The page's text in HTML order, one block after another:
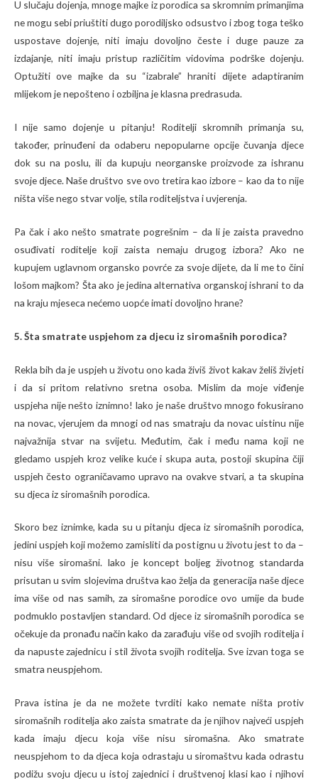
U slučaju dojenja, mnoge majke iz porodica sa skromnim primanjima
ne mogu sebi priuštiti dugo porodiljsko odsustvo i zbog toga teško
uspostave dojenje, niti imaju dovoljno česte i duge pauze za
izdajanje, niti imaju pristup različitim vidovima podrške dojenju.
Optužiti ove majke da su “izabrale” hraniti dijete adaptiranim
mlijekom je nepošteno i ozbiljna je klasna predrasuda.
I nije samo dojenje u pitanju! Roditelji skromnih primanja su,
također, prinuđeni da odaberu nepopularne opcije čuvanja djece
dok su na poslu, ili da kupuju neorganske proizvode za ishranu
svoje djece. Naše društvo sve ovo tretira kao izbore – kao da to nije
ništa više nego stvar volje, stila roditeljstva i uvjerenja.
Pa čak i ako nešto smatrate pogrešnim – da li je zaista pravedno
osuđivati roditelje koji zaista nemaju drugog izbora? Ako ne
kupujem uglavnom organsko povrće za svoje dijete, da li me to čini
lošom majkom? Šta ako je jedina alternativa organskoj ishrani to da
na kraju mjeseca nećemo uopće imati dovoljno hrane?
5. Šta smatrate uspjehom za djecu iz siromašnih porodica?
Rekla bih da je uspjeh u životu ono kada živiš život kakav želiš živjeti
i da si pritom relativno sretna osoba. Mislim da moje viđenje
uspjeha nije nešto iznimno! Iako je naše društvo mnogo fokusirano
na novac, vjerujem da mnogi od nas smatraju da novac uistinu nije
najvažnija stvar na svijetu. Međutim, čak i među nama koji ne
gledamo uspjeh kroz velike kuće i skupa auta, postoji skupina čiji
uspjeh često ograničavamo upravo na ovakve stvari, a ta skupina
su djeca iz siromašnih porodica.
Skoro bez iznimke, kada su u pitanju djeca iz siromašnih porodica,
jedini uspjeh koji možemo zamisliti da postignu u životu jest to da –
nisu više siromašni. Iako je koncept boljeg životnog standarda
prisutan u svim slojevima društva kao želja da generacija naše djece
ima više od nas samih, za siromašne porodice ovo umije da bude
podmuklo postavljen standard. Od djece iz siromašnih porodica se
očekuje da pronađu način kako da zarađuju više od svojih roditelja i
da napuste zajednicu i stil života svojih roditelja. Sve izvan toga se
smatra neuspjehom.
Prava istina je da ne možete tvrditi kako nemate ništa protiv
siromašnih roditelja ako zaista smatrate da je njihov najveći uspjeh
kada imaju djecu koja više nisu siromašna. Ako smatrate
neuspjehom to da djeca koja odrastaju u siromaštvu kada odrastu
podižu svoju djecu u istoj zajednici i društvenoj klasi kao i njihovi